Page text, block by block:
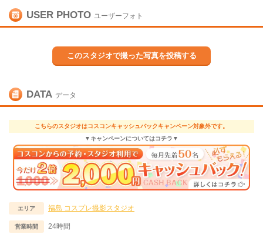
USER PHOTO ユーザーフォト
このスタジオで撮った写真を投稿する
DATA データ
こちらのスタジオはコスコンキャッシュバックキャンペーン対象外です。
▼キャンペーンについてはコチラ▼
エリア 福島 コスプレ撮影スタジオ
営業時間 24時間